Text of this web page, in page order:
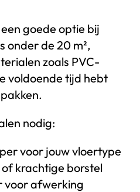
goede optie bij
onder de 20 m²,
zoals PVC-
voldoende tijd hebt
nodig:
voor jouw vloertype
krachtige borstel
voor afwerking